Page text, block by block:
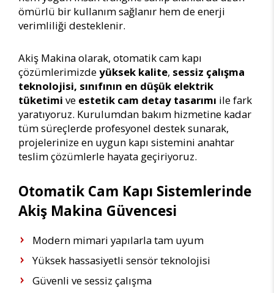
ömürlü bir kullanım sağlanır hem de enerji
verimliliği desteklenir.
Akiş Makina olarak, otomatik cam kapı
çözümlerimizdeyüksek kalite, sessiz çalışma
teknolojisi, sınıfının en düşük elektrik
tüketimi ve estetik cam detay tasarımı ile fark
yaratıyoruz. Kurulumdan bakım hizmetine kadar
tüm süreçlerde profesyonel destek sunarak,
projelerinize en uygun kapı sistemini anahtar
teslim çözümlerle hayata geçiriyoruz.
Otomatik Cam Kapı Sistemlerinde
Akiş Makina Güvencesi
Modern mimari yapılarla tam uyum
Yüksek hassasiyetli sensör teknolojisi
Güvenli ve sessiz çalışma